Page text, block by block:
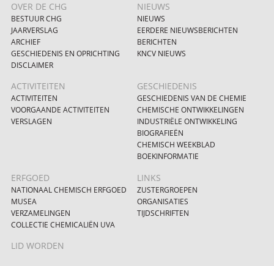
OVER DE CHG
BESTUUR CHG
JAARVERSLAG
ARCHIEF
GESCHIEDENIS EN OPRICHTING
DISCLAIMER
NIEUWS
NIEUWS
EERDERE NIEUWSBERICHTEN
BERICHTEN
KNCV NIEUWS
ACTIVITEITEN
ACTIVITEITEN
VOORGAANDE ACTIVITEITEN
VERSLAGEN
GESCHIEDENIS
GESCHIEDENIS VAN DE CHEMIE
CHEMISCHE ONTWIKKELINGEN
INDUSTRIËLE ONTWIKKELING
BIOGRAFIEËN
CHEMISCH WEEKBLAD
BOEKINFORMATIE
ERFGOED
NATIONAAL CHEMISCH ERFGOED
MUSEA
VERZAMELINGEN
COLLECTIE CHEMICALIËN UVA
LINKS
ZUSTERGROEPEN
ORGANISATIES
TIJDSCHRIFTEN
LID WORDEN